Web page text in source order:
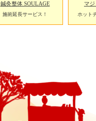
鍼灸整体 SOULAGE
施術延長サービス！
マ
ホット